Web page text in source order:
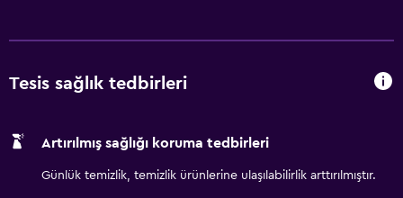
Tesis sağlık tedbirleri
Artırılmış sağlığı koruma tedbirleri
Günlük temizlik, temizlik ürünlerine ulaşılabilirlik arttırılmıştır.